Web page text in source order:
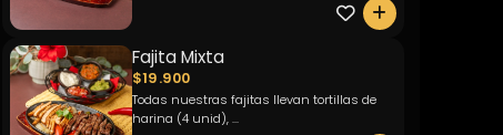
0
Fajita Mixta
$19.900
Todas nuestras fajitas llevan tortillas de
harina (4 unid), ...